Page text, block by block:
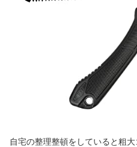
自宅の整理整頓をしていると粗